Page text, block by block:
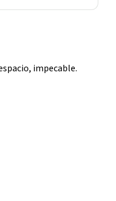
impecable.